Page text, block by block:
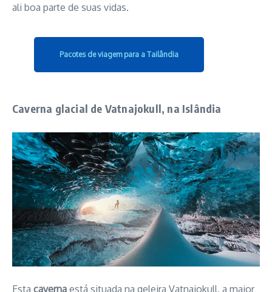
ali boa parte de suas vidas.
Pacotes de viagem para a Tailândia
Caverna glacial de Vatnajokull, na Islândia
Esta caverna está situada na geleira Vatnajokull, a maior